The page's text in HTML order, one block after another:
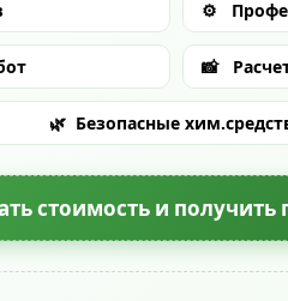
⚙️
📸
🌿 Безопасные
стоимость и получить